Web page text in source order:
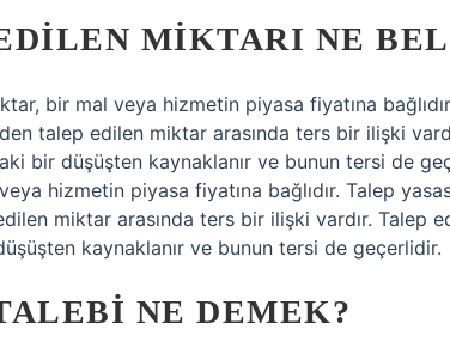
MIKTARI NE
bir mal veya hizmetin piyasa fiyatına
talep edilen miktar arasında ters bir ilişki
bir düşüşten kaynaklanır ve bunun tersi de
hizmetin piyasa fiyatına bağlıdır. Talep
miktar arasında ters bir ilişki vardır. Talep
kaynaklanır ve bunun tersi de geçerlidir.
NE DEMEK?